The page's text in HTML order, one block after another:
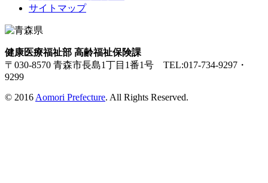
サイトマップ
健康医療福祉部 高齢福祉保険課
〒030-8570 青森市長島1丁目1番1号 TEL:017-734-9297・
9299
© 2016 Aomori Prefecture. All Rights Reserved.